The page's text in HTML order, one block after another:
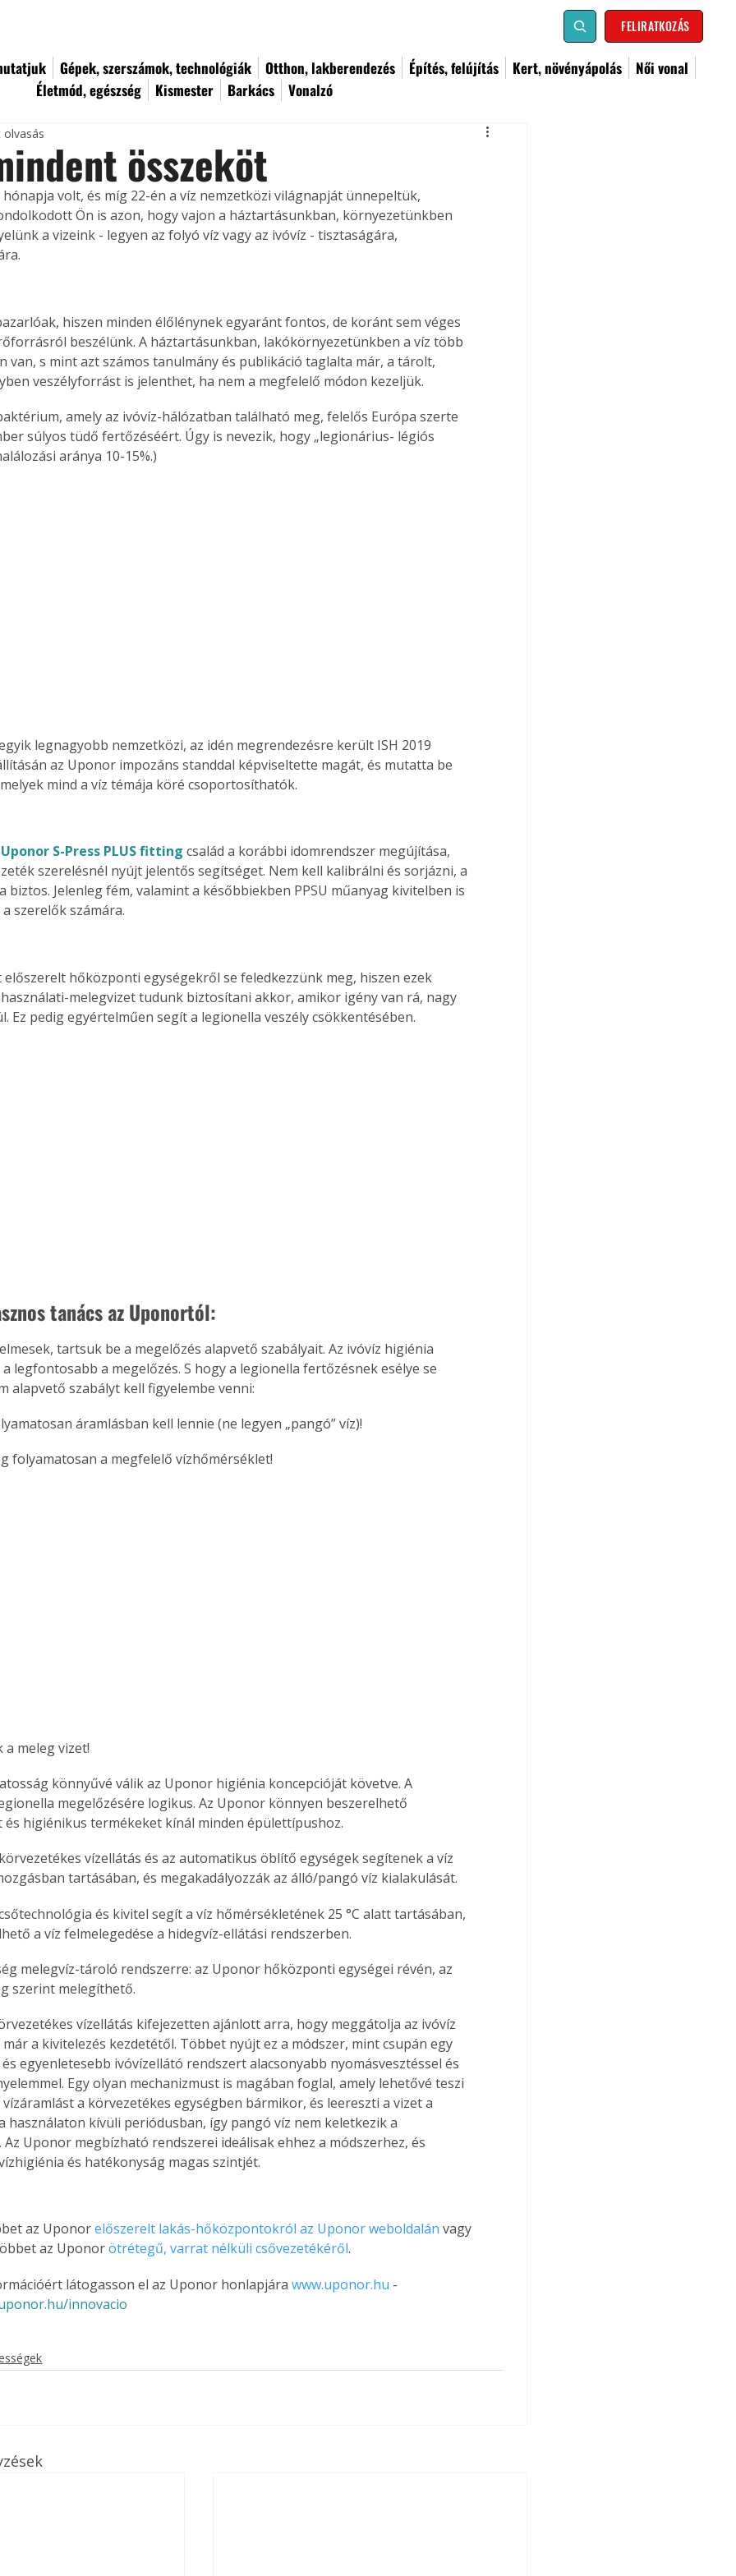
FELIRATKOZÁS
Gépek, szerszámok, technológiák Otthon, lakberendezés Építés, felújítás Kert, növényápolás
Női vonal
Életmód, egészség
Kismester Barkács Vonalzó
is
Bárhol,
élve
A
összeköt
olvasás
hónapja volt, és míg 22-én a víz nemzetközi világnapját ünnepeltük,
Ön is azon, hogy vajon a háztartásunkban, környezetünkben
a vizeink - legyen az folyó víz vagy az ivóvíz - tisztaságára,
hiszen minden élőlénynek egyaránt fontos, de koránt sem véges
beszélünk. A háztartásunkban, lakókörnyezetünkben a víz több
van, s mint azt számos tanulmány és publikáció taglalta már, a tárolt,
veszélyforrást is jelenthet, ha nem a megfelelő módon kezeljük.
amely az ivóvíz-hálózatban található meg, felelős Európa szerte
súlyos tüdő fertőzéséért. Úgy is nevezik, hogy „legionárius- légiós
aránya 10-15%.)
legnagyobb nemzetközi, az idén megrendezésre került ISH 2019
az Uponor impozáns standdal képviseltette magát, és mutatta be
mind a víz témája köré csoportosíthatók.
Uponor S-Press PLUS fitting család a korábbi idomrendszer megújítása,
szerelésnél nyújt jelentős segítséget. Nem kell kalibrálni és sorjázni, a
biztos. Jelenleg fém, valamint a későbbiekben PPSU műanyag kivitelben is
szerelők számára.
előszerelt hőközponti egységekről se feledkezzünk meg, hiszen ezek
melegvizet tudunk biztosítani akkor, amikor igény van rá, nagy
Ez pedig egyértelműen segít a legionella veszély csökkentésében.
tanács az Uponortól:
tartsuk be a megelőzés alapvető szabályait. Az ivóvíz higiénia
legfontosabb a megelőzés. S hogy a legionella fertőzésnek esélye se
alapvető szabályt kell figyelembe venni:
áramlásban kell lennie (ne legyen „pangó” víz)!
folyamatosan a megfelelő vízhőmérséklet!
meleg vizet!
könnyűvé válik az Uponor higiénia koncepcióját követve. A
megelőzésére logikus. Az Uponor könnyen beszerelhető
és higiénikus termékeket kínál minden épülettípushoz.
vízellátás és az automatikus öblítő egységek segítenek a víz
tartásában, és megakadályozzák az álló/pangó víz kialakulását.
és kivitel segít a víz hőmérsékletének 25 °C alatt tartásában,
a víz felmelegedése a hidegvíz-ellátási rendszerben.
melegvíz-tároló rendszerre: az Uponor hőközponti egységei révén, az
szerint melegíthető.
vízellátás kifejezetten ajánlott arra, hogy meggátolja az ivóvíz
a kivitelezés kezdetétől. Többet nyújt ez a módszer, mint csupán egy
egyenletesebb ivóvízellátó rendszert alacsonyabb nyomásvesztéssel és
Egy olyan mechanizmust is magában foglal, amely lehetővé teszi
a körvezetékes egységben bármikor, és leereszti a vizet a
használaton kívüli periódusban, így pangó víz nem keletkezik a
Az Uponor megbízható rendszerei ideálisak ehhez a módszerhez, és
és hatékonyság magas szintjét.
az Uponor előszerelt lakás-hőközpontokról az Uponor weboldalán vagy
az Uponor ötrétegű, varrat nélküli csővezetékéről.
látogasson el az Uponor honlapjára www.uponor.hu -
innovacio